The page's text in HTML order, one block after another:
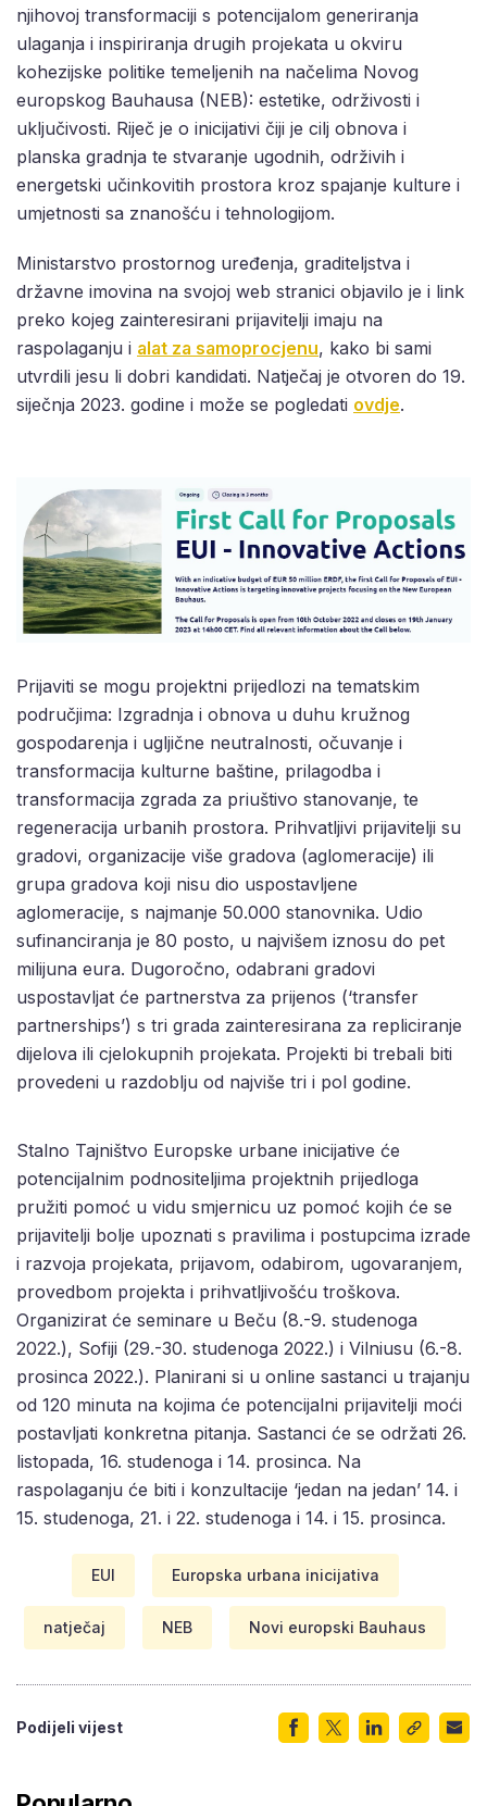
njihovoj transformaciji s potencijalom generiranja
ulaganja i inspiriranja drugih projekata u okviru
kohezijske politike temeljenih na načelima Novog
europskog Bauhausa (NEB): estetike, održivosti i
uključivosti. Riječ je o inicijativi čiji je cilj obnova i
planska gradnja te stvaranje ugodnih, održivih i
energetski učinkovitih prostora kroz spajanje kulture i
umjetnosti sa znanošću i tehnologijom.
Ministarstvo prostornog uređenja, graditeljstva i
državne imovina na svojoj web stranici objavilo je i link
preko kojeg zainteresirani prijavitelji imaju na
raspolaganju i alat za samoprocjenu, kako bi sami
utvrdili jesu li dobri kandidati. Natječaj je otvoren do 19.
siječnja 2023. godine i može se pogledati ovdje.
Prijaviti se mogu projektni prijedlozi na tematskim
područjima: Izgradnja i obnova u duhu kružnog
gospodarenja i ugljične neutralnosti, očuvanje i
transformacija kulturne baštine, prilagodba i
transformacija zgrada za priuštivo stanovanje, te
regeneracija urbanih prostora. Prihvatljivi prijavitelji su
gradovi, organizacije više gradova (aglomeracije) ili
grupa gradova koji nisu dio uspostavljene
aglomeracije, s najmanje 50.000 stanovnika. Udio
sufinanciranja je 80 posto, u najvišem iznosu do pet
milijuna eura. Dugoročno, odabrani gradovi
uspostavljat će partnerstva za prijenos (‘transfer
partnerships’) s tri grada zainteresirana za repliciranje
dijelova ili cjelokupnih projekata. Projekti bi trebali biti
provedeni u razdoblju od najviše tri i pol godine.
Stalno Tajništvo Europske urbane inicijative će
potencijalnim podnositeljima projektnih prijedloga
pružiti pomoć u vidu smjernicu uz pomoć kojih će se
prijavitelji bolje upoznati s pravilima i postupcima izrade
i razvoja projekata, prijavom, odabirom, ugovaranjem,
provedbom projekta i prihvatljivošću troškova.
Organizirat će seminare u Beču (8.-9. studenoga
2022.), Sofiji (29.-30. studenoga 2022.) i Vilniusu (6.-8.
prosinca 2022.). Planirani si u online sastanci u trajanju
od 120 minuta na kojima će potencijalni prijavitelji moći
postavljati konkretna pitanja. Sastanci će se održati 26.
listopada, 16. studenoga i 14. prosinca. Na
raspolaganju će biti i konzultacije ‘jedan na jedan’ 14. i
15. studenoga, 21. i 22. studenoga i 14. i 15. prosinca.
EUI Europska urbana inicijativa
natječaj NEB Novi europski Bauhaus
Podijeli vijest